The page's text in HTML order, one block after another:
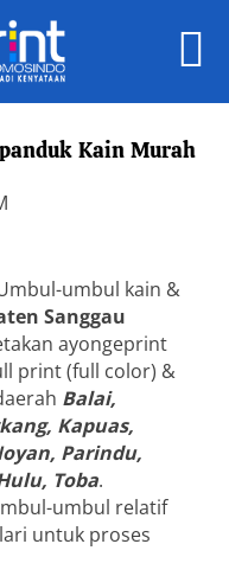
Kain Murah
umbul kain &
Sanggau
ayongeprint
print (full color) &
Balai,
Kapuas,
Parindu,
Toba.
umbul relatif
untuk proses